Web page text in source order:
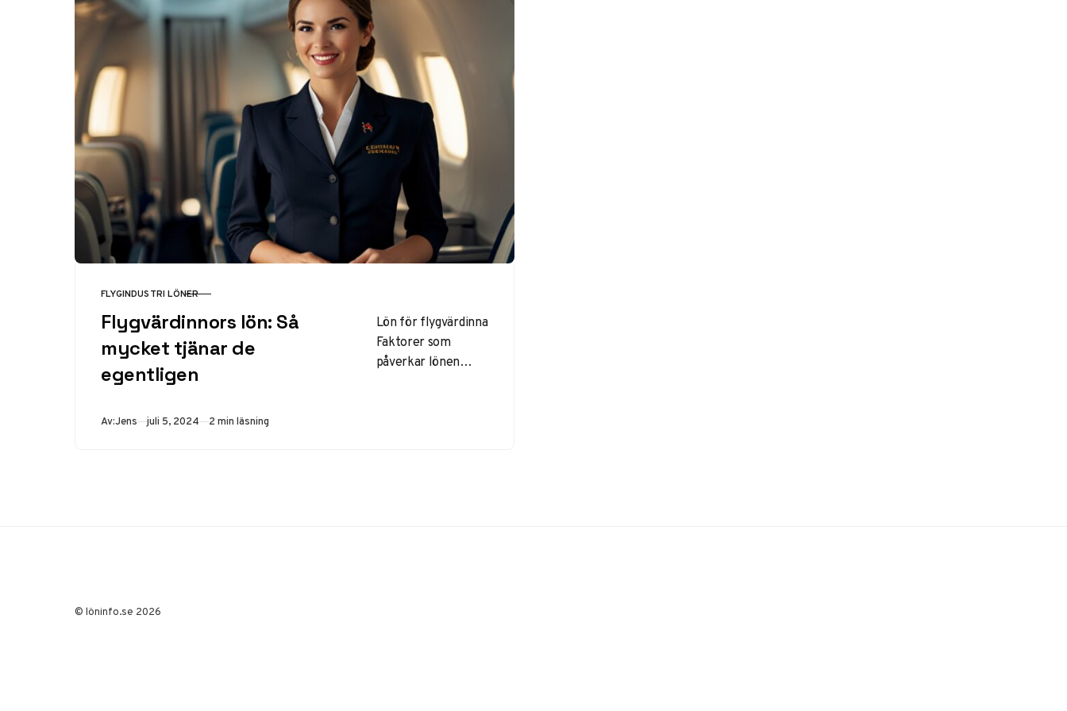
KATEGORI
FLYGINDUSTRI LÖNER
Flygvärdinnors lön: Så
mycket tjänar de
egentligen
Lön för flygvärdinna
Faktorer som
påverkar lönen
Av:Jens Publicerad
juli 5, 2024 2 min läsning
© löninfo.se 2026